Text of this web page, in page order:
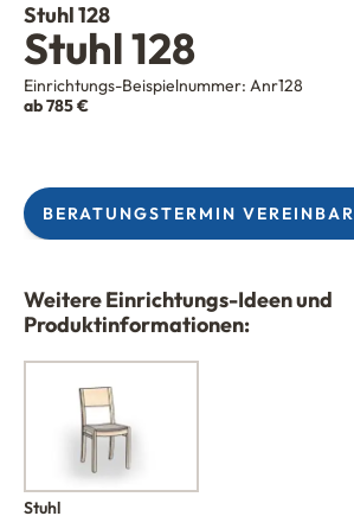
Stuhl 128
Stuhl 128
Einrichtungs-Beispielnummer: Anr128
ab 785 €
BERATUNGSTERMIN
Weitere Einrichtungs-Ideen und
Produktinformationen:
Stuhl